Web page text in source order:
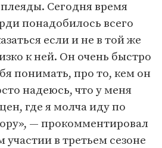
Сегодня время
понадобилось всего
если и не в той же
к ней. Он очень быстро
понимать, про то, кем он
надеюсь, что у меня
где я молча иду по
— прокомментировал
участии в третьем сезоне